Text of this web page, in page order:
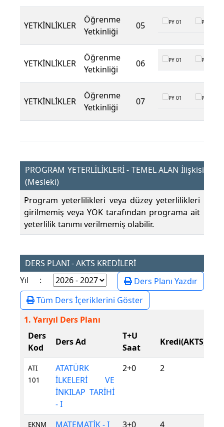
YETKİNLİKLER
Öğrenme
Yetkinliği
05 PY 01 PY 02
YETKİNLİKLER
Öğrenme
Yetkinliği
06 PY 01 PY 02
YETKİNLİKLER
Öğrenme
Yetkinliği
07 PY 01 PY 02
PROGRAM YETERLİLİKLERİ - TEMEL ALAN İlişkisi
(Mesleki)
Program yeterlilikleri veya düzey yeterlilikleri
girilmemiş veya YÖK tarafından programa ait
yeterlilik tanımı verilmemiş olabilir.
DERS PLANI - AKTS KREDİLERİ
Yıl :
Ders Planı Yazdır
Tüm Ders İçeriklerini Göster
1. Yarıyıl Ders Planı
Ders
Kod
Ders Ad
T+U
Saat
Kredi(AKTS)
ATI
101
ATATÜRK
İLKELERİ VE
İNKILAP TARİHİ
- I
2+0 2
EKNM MATEMATİK - I 3+0 4